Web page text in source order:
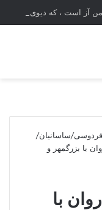
فردوسی/ساسانیان/
با بزرگمهر و
با